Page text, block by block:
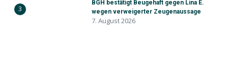
3
BGH bestätigt Beugehaft gegen Lina E.
wegen verweigerter Zeugenaussage
7. August 2026